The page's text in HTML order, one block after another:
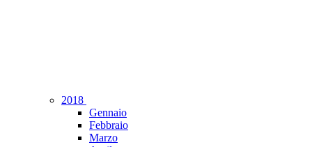
2018
Gennaio
Febbraio
Marzo